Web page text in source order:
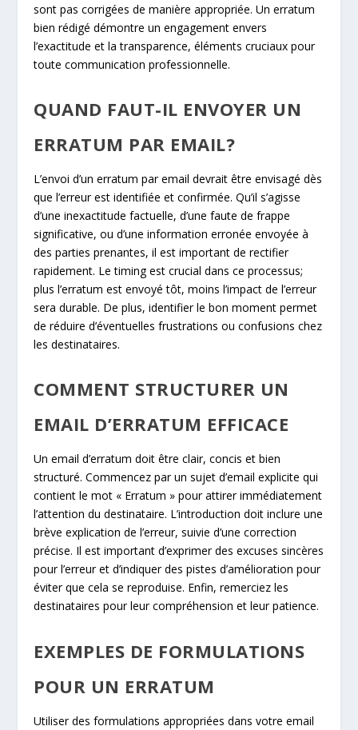
sont pas corrigées de manière appropriée. Un erratum
bien rédigé démontre un engagement envers
l’exactitude et la transparence, éléments cruciaux pour
toute communication professionnelle.
QUAND FAUT-IL ENVOYER UN
ERRATUM PAR EMAIL?
L’envoi d’un erratum par email devrait être envisagé dès
que l’erreur est identifiée et confirmée. Qu’il s’agisse
d’une inexactitude factuelle, d’une faute de frappe
significative, ou d’une information erronée envoyée à
des parties prenantes, il est important de rectifier
rapidement. Le timing est crucial dans ce processus;
plus l’erratum est envoyé tôt, moins l’impact de l’erreur
sera durable. De plus, identifier le bon moment permet
de réduire d’éventuelles frustrations ou confusions chez
les destinataires.
COMMENT STRUCTURER UN
EMAIL D’ERRATUM EFFICACE
Un email d’erratum doit être clair, concis et bien
structuré. Commencez par un sujet d’email explicite qui
contient le mot « Erratum » pour attirer immédiatement
l’attention du destinataire. L’introduction doit inclure une
brève explication de l’erreur, suivie d’une correction
précise. Il est important d’exprimer des excuses sincères
pour l’erreur et d’indiquer des pistes d’amélioration pour
éviter que cela se reproduise. Enfin, remerciez les
destinataires pour leur compréhension et leur patience.
EXEMPLES DE FORMULATIONS
POUR UN ERRATUM
Utiliser des formulations appropriées dans votre email